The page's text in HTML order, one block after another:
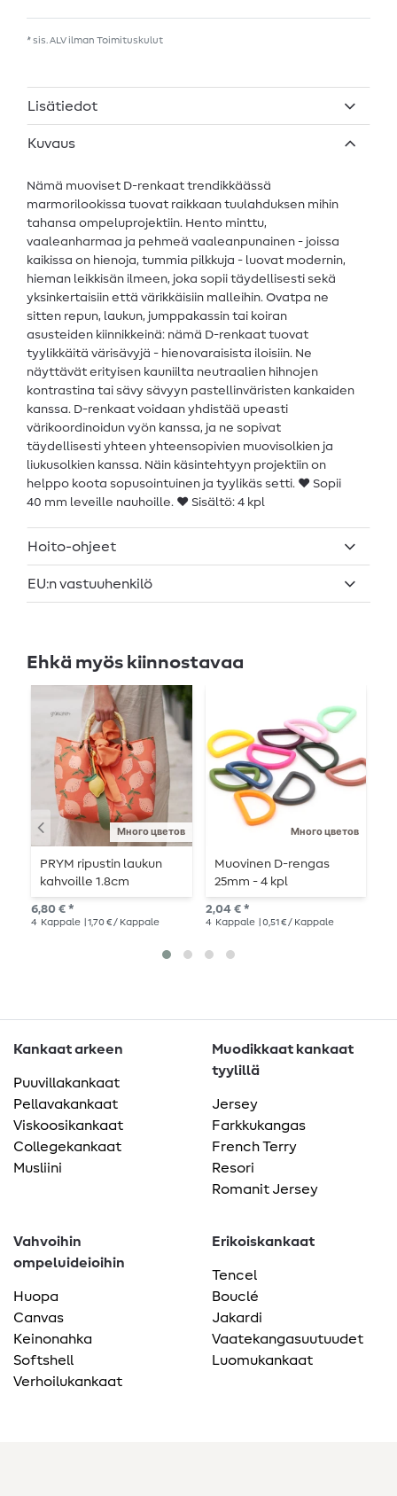
* sis. ALV ilman Toimituskulut
Lisätiedot
Kuvaus
Nämä muoviset D-renkaat trendikkäässä
marmorilookissa tuovat raikkaan tuulahduksen mihin
tahansa ompeluprojektiin. Hento minttu,
vaaleanharmaa ja pehmeä vaaleanpunainen - joissa
kaikissa on hienoja, tummia pilkkuja - luovat modernin,
hieman leikkisän ilmeen, joka sopii täydellisesti sekä
yksinkertaisiin että värikkäisiin malleihin. Ovatpa ne
sitten repun, laukun, jumppakassin tai koiran
asusteiden kiinnikkeinä: nämä D-renkaat tuovat
tyylikkäitä värisävyjä - hienovaraisista iloisiin. Ne
näyttävät erityisen kauniilta neutraalien hihnojen
kontrastina tai sävy sävyyn pastellinväristen kankaiden
kanssa. D-renkaat voidaan yhdistää upeasti
värikoordinoidun vyön kanssa, ja ne sopivat
täydellisesti yhteen yhteensopivien muovisolkien ja
liukusolkien kanssa. Näin käsintehtyyn projektiin on
helppo koota sopusointuinen ja tyylikäs setti. ♥ Sopii
40 mm leveille nauhoille. ♥ Sisältö: 4 kpl
Hoito-ohjeet
EU:n vastuuhenkilö
Ehkä myös kiinnostavaa
Много цветов
PRYM ripustin laukun
kahvoille 1.8cm
6,80 € *
4 Kappale | 1,70 € / Kappale
Много цветов
Muovinen D-rengas
25mm - 4 kpl
2,04 € *
4 Kappale | 0,51 € / Kappale
Kankaat arkeen
Puuvillakankaat
Pellavakankaat
Viskoosikankaat
Collegekankaat
Musliini
Muodikkaat kankaat
tyylillä
Jersey
Farkkukangas
French Terry
Resori
Romanit Jersey
Vahvoihin
ompeluideioihin
Huopa
Canvas
Keinonahka
Softshell
Verhoilukankaat
Erikoiskankaat
Tencel
Bouclé
Jakardi
Vaatekangasuutuudet
Luomukankaat